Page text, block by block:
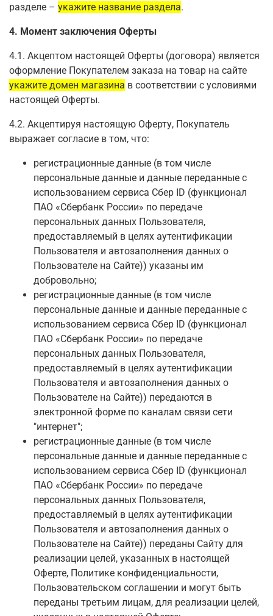
разделе – укажите название раздела.
4. Момент заключения Оферты
4.1. Акцептом настоящей Оферты (договора) является
оформление Покупателем заказа на товар на сайте
укажите домен магазина в соответствии с условиями
настоящей Оферты.
4.2. Акцептируя настоящую Оферту, Покупатель
выражает согласие в том, что:
регистрационные данные (в том числе
персональные данные и данные переданные с
использованием сервиса Сбер ID (функционал
ПАО «Сбербанк России» по передаче
персональных данных Пользователя,
предоставляемый в целях аутентификации
Пользователя и автозаполнения данных о
Пользователе на Сайте)) указаны им
добровольно;
регистрационные данные (в том числе
персональные данные и данные переданные с
использованием сервиса Сбер ID (функционал
ПАО «Сбербанк России» по передаче
персональных данных Пользователя,
предоставляемый в целях аутентификации
Пользователя и автозаполнения данных о
Пользователе на Сайте)) передаются в
электронной форме по каналам связи сети
"интернет";
регистрационные данные (в том числе
персональные данные и данные переданные с
использованием сервиса Сбер ID (функционал
ПАО «Сбербанк России» по передаче
персональных данных Пользователя,
предоставляемый в целях аутентификации
Пользователя и автозаполнения данных о
Пользователе на Сайте)) переданы Сайту для
реализации целей, указанных в настоящей
Оферте, Политике конфиденциальности,
Пользовательском соглашении и могут быть
переданы третьим лицам, для реализации целей,